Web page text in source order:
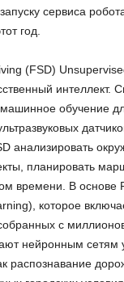
сервиса
год.
(FSD)
интеллект.
обучение
анализировать
планировать
времени. В основе
которое
с
нейронным сетям
распознавание